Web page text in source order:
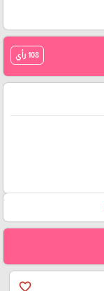
108 رأي
favorite_border